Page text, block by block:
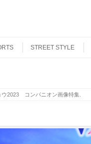
STREET STYLE
ウ2023 コンパニオン画像特集